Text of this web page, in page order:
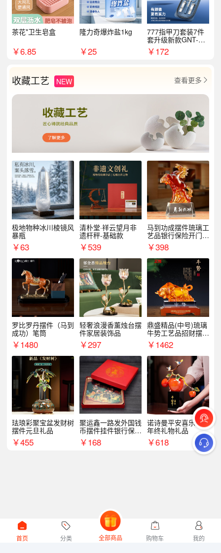
茶花*卫生皂盒
￥6.85
隆力奇爆炸盐1kg
￥25
777指甲刀套装7件
套升级新款GNT-PM
072
￥172
收藏工艺 NEW 查看更多 
极地物种冰川棱镜风
暴瓶
￥63
清朴堂·祥云望月非
遗杆秤-基础款
￥539
马到功成摆件琉璃工
艺品银行保险开门红
周年庆典伴手礼表彰
礼品
￥398
罗比罗丹摆件（马到
成功）笔筒
￥1480
轻奢浪漫香薰烛台摆
件家居装饰品
￥297
鼎盛精品(中号)琉璃
牛势工艺品招财摆件
银行企业商务上市礼
品
￥1462
珐琅彩聚宝盆发财树
摆件元旦礼品
￥455
聚运鑫一路发外国钱
币摆件挂件银行保险
商务礼
￥168
诺诗曼平安喜乐摆件
年终礼物礼品
￥618
首页 分类 全部商品 购物车 我的